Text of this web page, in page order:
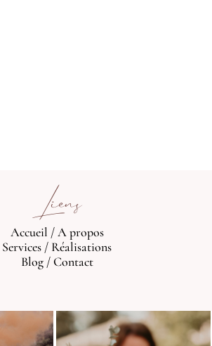
Liens
Accueil /A propos
Services / Réalisations
Blog/Contact